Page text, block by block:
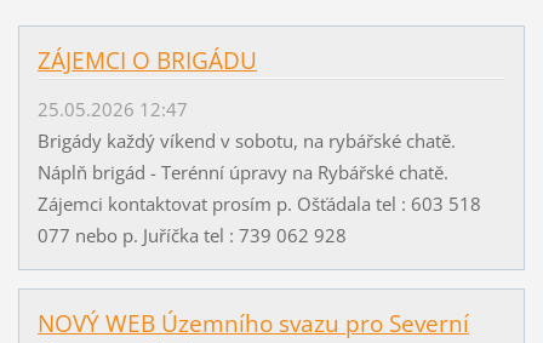
ZÁJEMCI O BRIGÁDU
25.05.2026 12:47
Brigády každý víkend v sobotu, na rybářské chatě.
Náplň brigád - Terénní úpravy na Rybářské chatě.
Zájemci kontaktovat prosím p. Ošťádala tel : 603 518
077 nebo p. Juříčka tel : 739 062 928
NOVÝ WEB Územního svazu pro Severní